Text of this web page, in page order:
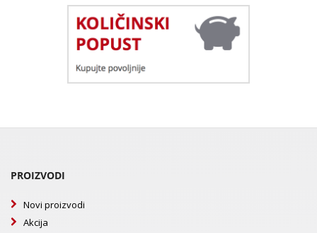
PROIZVODI
Novi proizvodi
Akcija